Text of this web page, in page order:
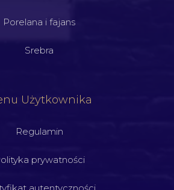
Porelana i fajans
Srebra
Użytkownika
Regulamin
prywatności